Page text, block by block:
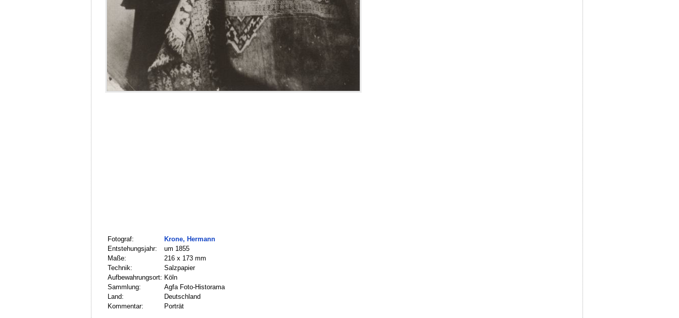
Fotograf:
Krone, Hermann
Entstehungsjahr:
um 1855
Maße:
216 x 173 mm
Technik:
Salzpapier
Aufbewahrungsort: Köln
Sammlung:
Agfa Foto-Historama
Land:
Deutschland
Kommentar:
Porträt